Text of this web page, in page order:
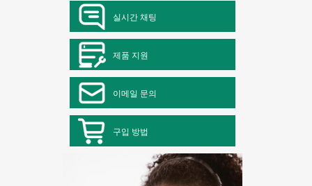
실시간 채팅
제품 지원
이메일 문의
구입 방법